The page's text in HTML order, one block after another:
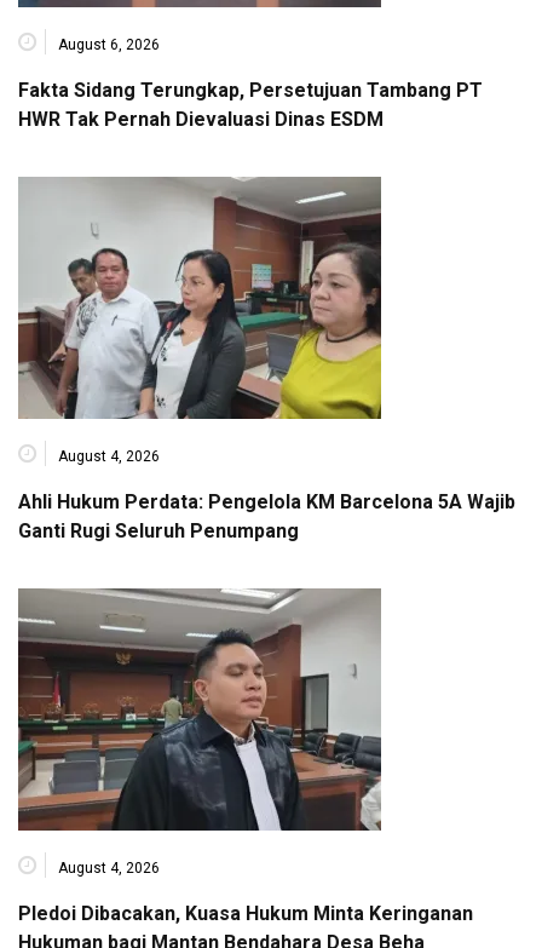
August 6, 2026
Fakta Sidang Terungkap, Persetujuan Tambang PT
HWR Tak Pernah Dievaluasi Dinas ESDM
August 4, 2026
Ahli Hukum Perdata: Pengelola KM Barcelona 5A Wajib
Ganti Rugi Seluruh Penumpang
August 4, 2026
Pledoi Dibacakan, Kuasa Hukum Minta Keringanan
Hukuman bagi Mantan Bendahara Desa Beha